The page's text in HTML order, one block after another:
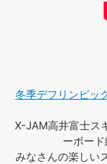
冬季デフリンピッ
X-JAM高井富士ス
ーボー
みなさんの楽しい